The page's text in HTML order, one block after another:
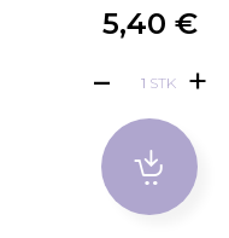
5,40 €
STK